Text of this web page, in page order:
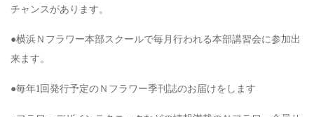
チャンスがあります。
●横浜Ｎフラワー本部スクールで毎月行われる本部講習会に参加出
来ます。
●毎年1回発行予定のＮフラワー季刊誌のお届けをします